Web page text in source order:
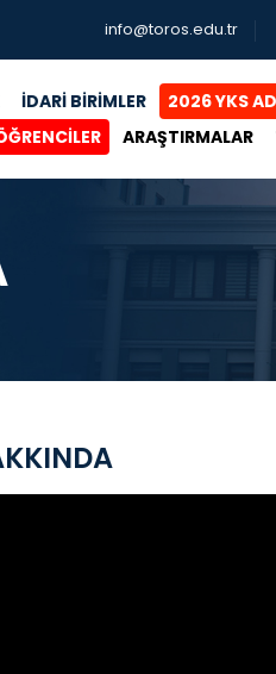
info@toros.edu.tr
İDARİ BİRİMLER 2026 YKS
ARAŞTIRMALAR